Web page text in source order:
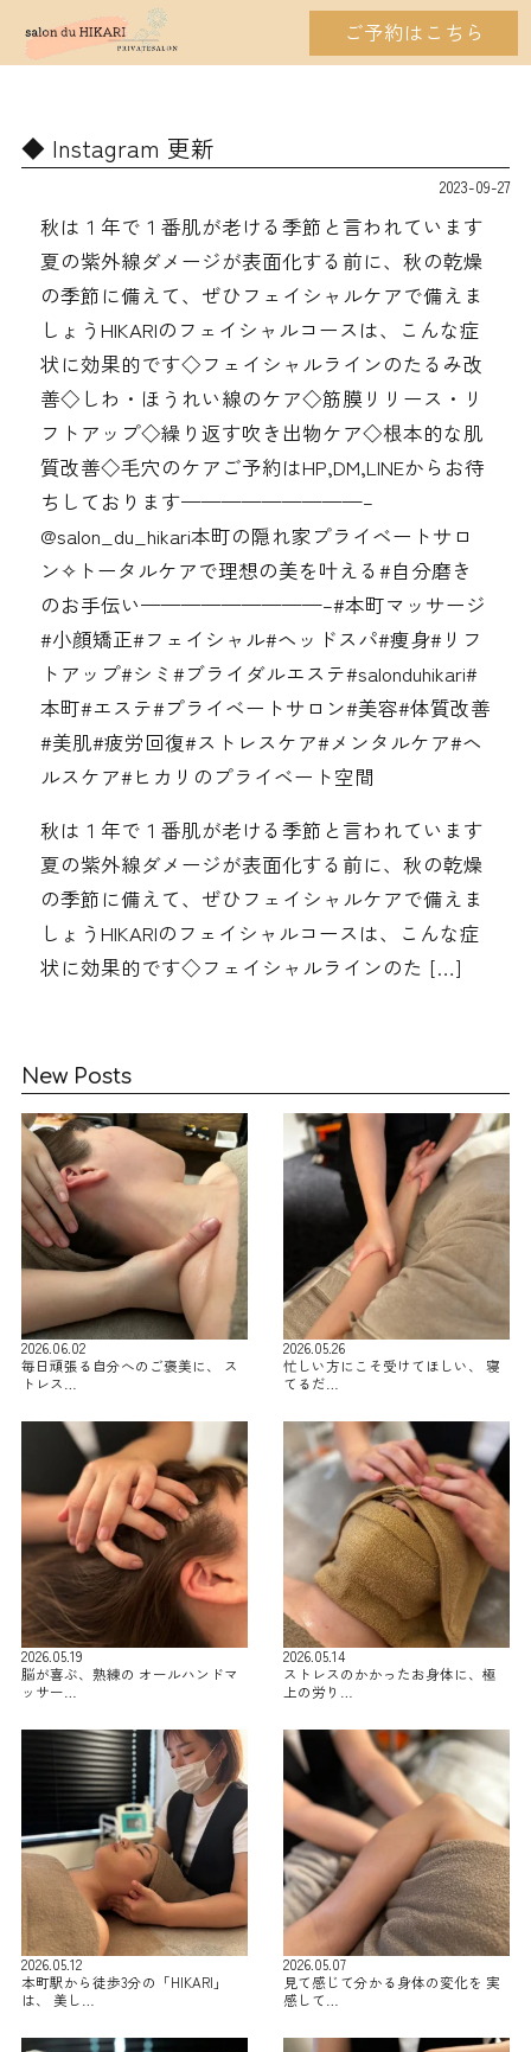
ご予約はこちら
Instagram 更新
2023-09-27
秋は１年で１番肌が老ける季節と言われています
夏の紫外線ダメージが表面化する前に、秋の乾燥
の季節に備えて、ぜひフェイシャルケアで備えま
しょうHIKARIのフェイシャルコースは、こんな症
状に効果的です◇フェイシャルラインのたるみ改
善◇しわ・ほうれい線のケア◇筋膜リリース・リ
フトアップ◇繰り返す吹き出物ケア◇根本的な肌
質改善◇毛穴のケアご予約はHP,DM,LINEからお待
ちしております—————————–
@salon_du_hikari本町の隠れ家プライベートサロ
ン✧︎トータルケアで理想の美を叶える#自分磨き
のお手伝い—————————–#本町マッサージ
#小顔矯正#フェイシャル#ヘッドスパ#痩身#リフ
トアップ#シミ#ブライダルエステ#salonduhikari#
本町#エステ#プライベートサロン#美容#体質改善
#美肌#疲労回復#ストレスケア#メンタルケア#ヘ
ルスケア#ヒカリのプライベート空間
秋は１年で１番肌が老ける季節と言われています
夏の紫外線ダメージが表面化する前に、秋の乾燥
の季節に備えて、ぜひフェイシャルケアで備えま
しょうHIKARIのフェイシャルコースは、こんな症
状に効果的です◇フェイシャルラインのた […]
New Posts
2026.06.02
毎日頑張る自分へのご褒美に、 ス
トレス…
2026.05.26
忙しい方にこそ受けてほしい、 寝
てるだ…
2026.05.19
脳が喜ぶ、熟練の オールハンドマ
ッサー…
2026.05.14
ストレスのかかったお身体に、極
上の労り…
2026.05.12
本町駅から徒歩3分の「HIKARI」
は、 美し…
2026.05.07
見て感じて分かる身体の変化を 実
感して…